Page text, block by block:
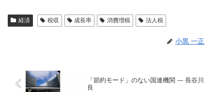
経済 税収 成長率 消費増税 法人税
小黒 一正
「節約モード」のない国連機関 --- 長谷川
良